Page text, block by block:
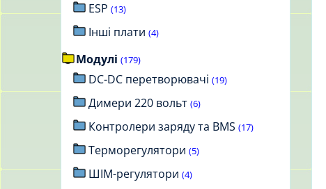
ESP (13)
Інші плати (4)
Модулі (179)
DC-DC перетворювачі (19)
Димери 220 вольт (6)
Контролери заряду та BMS (17)
Терморегулятори (5)
ШІМ-регулятори (4)